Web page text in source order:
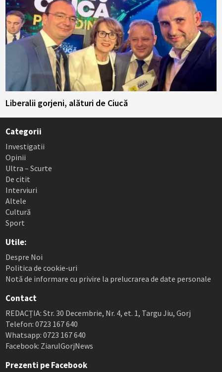
Liberalii gorjeni, alături de Ciucă
Categorii
Investigatii
Opinii
Ultra – Scurte
De citit
Interviuri
Altele
Cultură
Sport
Utile:
Despre Noi
Politica de cookie-uri
Notă de informare cu privire la prelucrarea de date personale
Contact
REDACȚIA: Str. 30 Decembrie, Nr. 4, et. 1, Targu Jiu, Gorj
Telefon: 0723 167 640
Whatsapp: 0723 167 640
Facebook: ZiarulGorjNews
Prezenti pe Facebook